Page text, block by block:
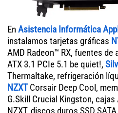
En Asistencia Informática
instalamos tarjetas gráficas
AMD Radeon™ RX, fuentes
ATX 3.1 PCIe 5.1 be quiet!,
Thermaltake, refrigeración
NZXTCorsair Deep Cool,
G.Skill Crucial Kingston,
NZXT, discos duros SSD